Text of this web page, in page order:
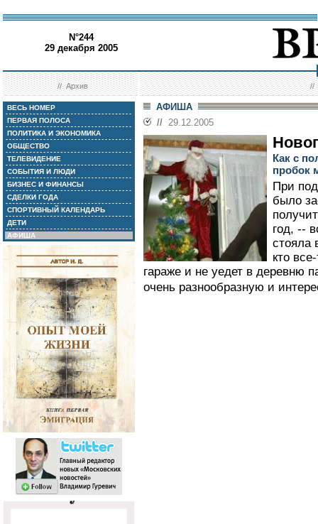
N°244
29 декабря 2005
//Архив //
ВЕСЬ НОМЕР
ПЕРВАЯ ПОЛОСА
ПОЛИТИКА И ЭКОНОМИКА
ОБЩЕСТВО
ТЕЛЕВИДЕНИЕ
СОБЫТИЯ И ЛЮДИ
БИЗНЕС И ФИНАНСЫ
СДЕЛКИ ГОДА
СПОРТИВНЫЙ КАЛЕНДАРЬ
ДЕТИ
АФИША
АФИША
// 29.12.2005
Как с
пробок
При
было
год, --
стояла
кто
гараже и не уедет в деревню
очень разнообразную и